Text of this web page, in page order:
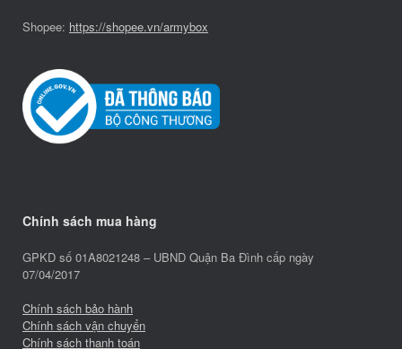
Shopee: https://shopee.vn/armybox
Chính sách mua hàng
GPKD số 01A8021248 – UBND Quận Ba Đình cấp ngày
07/04/2017
Chính sách bảo hành
Chính sách vận chuyển
Chính sách thanh toán